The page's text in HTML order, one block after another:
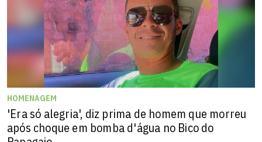
HOMENAGEM
'Era só alegria', diz prima de homem que morreu
após choque em bomba d'água no Bico do